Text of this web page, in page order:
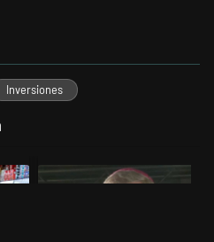
Inversiones
título "La inflación en CABA marcó
Un artículo de tendencia con el